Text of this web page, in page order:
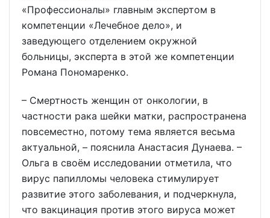
«Профессионалы» главным экспертом в
компетенции «Лечебное дело», и
заведующего отделением окружной
больницы, эксперта в этой же компетенции
Романа Пономаренко.
– Смертность женщин от онкологии, в
частности рака шейки матки, распространена
повсеместно, потому тема является весьма
актуальной, – пояснила Анастасия Дунаева. –
Ольга в своём исследовании отметила, что
вирус папилломы человека стимулирует
развитие этого заболевания, и подчеркнула,
что вакцинация против этого вируса может